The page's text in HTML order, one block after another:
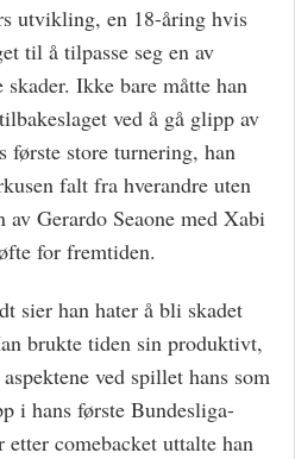
utvikling, en 18-åring hvis
til å tilpasse seg en av
skader. Ikke bare måtte han
ved å gå glipp av
store turnering, han
falt fra hverandre uten
av Gerardo Seaone med Xabi
for fremtiden.
sier han hater å bli skadet
brukte tiden sin produktivt,
ved spillet hans som
i hans første Bundesliga-
etter comebacket uttalte han